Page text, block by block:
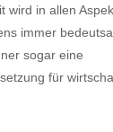
wird in allen
immer
sogar eine
für